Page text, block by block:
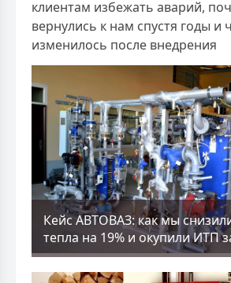
клиентам избежать аварий,
вернулись к нам спустя годы и
изменилось после внедрения
Кейс АВТОВАЗ: как мы
тепла на 19% и окупили ИТП